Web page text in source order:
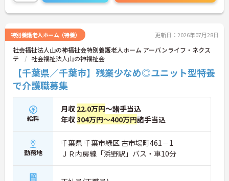
特別養護老人ホーム（特養） 更新日：2026年07月28日
社会福祉法人山の神福祉会特別養護老人ホーム アーバンライフ・ネクス
テ
社会福祉法人山の神福祉会
【千葉県／千葉市】残業少なめ◎ユニット型特養
で介護職募集
給料
月収 22.0万円～諸手当込
年収304万円～400万円諸手当込
勤務地
千葉県 千葉市緑区 古市場町461－1
ＪＲ内房線「浜野駅」バス・車10分